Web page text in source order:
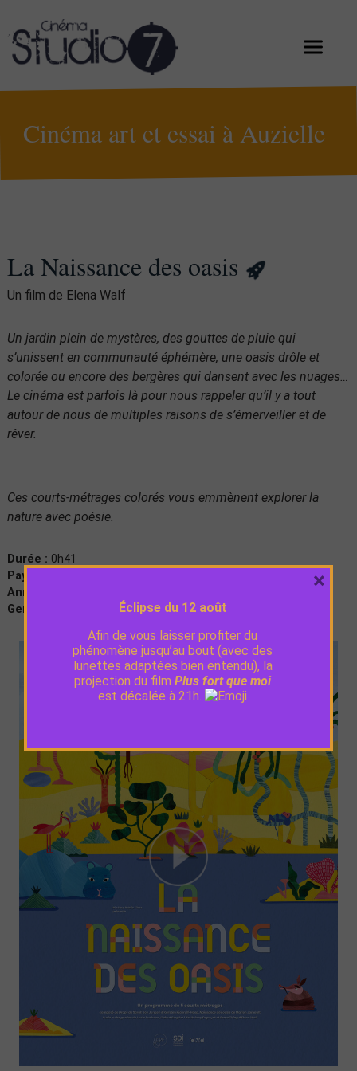
Cinéma art et essai à Auzielle
La Naissance des oasis
Un film de Elena Walf
Un jardin plein de mystères, des gouttes de pluie qui
s’unissent en communauté éphémère, une oasis drôle et
colorée ou encore des bergères qui dansent avec les nuages…
Le cinéma est parfois là pour nous rappeler qu’il y a tout
autour de nous de multiples raisons de s’émerveiller et de
rêver.
Ces courts-métrages colorés vous emmènent explorer la
nature avec poésie.
Durée : 0h41
Pays :
Année de production :
Genre :
Animation, FamilleÉclipse du 12 août
Afin de vous laisser profiter du
phénomène jusqu’au bout (avec des
lunettes adaptées bien entendu), la
projection du film Plus fort que moi
est décalée à 21h.
×